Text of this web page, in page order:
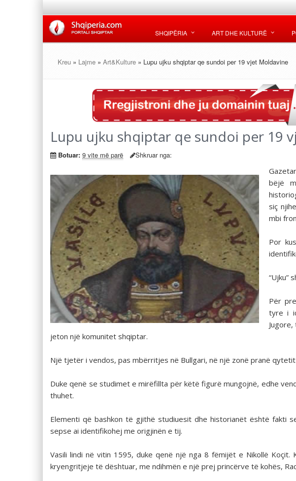
SHQIPËRIA ART DHE KULTURË
Kreu » Lajme » Art&Kulture » Lupu ujku shqiptar qe sundoi per 19 vjet Moldavine
Lupu ujku shqiptar qe sundoi per 19
Botuar: 9 vite më parë Shkruar nga:
bëjë
siç
mbi
Por
“Ujku”
Për
tyre i
jeton një komunitet shqiptar.
Një tjetër i vendos, pas mbërritjes në Bullgari, në një zonë pranë qytetit
Duke qenë se studimet e mirëfillta për këtë figurë mungojnë, edhe
thuhet.
Elementi që bashkon të gjithë studiuesit dhe historianët është fakti
sepse ai identifikohej me origjinën e tij.
Vasili lindi në vitin 1595, duke qenë një nga 8 fëmijët e Nikollë
kryengritjeje të dështuar, me ndihmën e një prej princërve të kohës,